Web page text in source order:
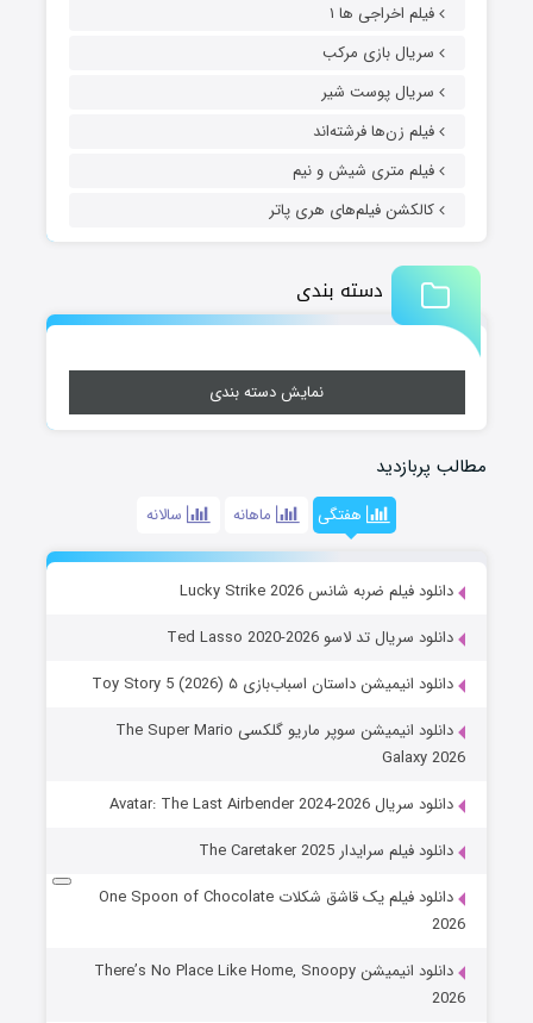
فیلم اخراجی ها ۱
سریال بازی مرکب
سریال پوست شیر
فیلم زن‌ها فرشته‌اند
فیلم متری شیش و نیم
کالکشن فیلم‌های هری پاتر
دسته بندی
نمایش دسته بندی
مطالب پربازدید
هفتگی ماهانه سالانه
دانلود فیلم ضربه شانس Lucky Strike 2026
دانلود سریال تد لاسو Ted Lasso 2020-2026
دانلود انیمیشن داستان اسباب‌بازی ۵ Toy Story 5 (2026)
دانلود انیمیشن سوپر ماریو گلکسی The Super Mario
Galaxy 2026
دانلود سریال Avatar: The Last Airbender 2024-2026
دانلود فیلم سرایدار The Caretaker 2025
دانلود فیلم یک قاشق شکلات One Spoon of Chocolate
2026
دانلود انیمیشن There’s No Place Like Home, Snoopy
2026